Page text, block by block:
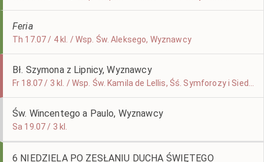
Feria
Th 17.07 / 4 kl. / Wsp. Św. Aleksego, Wyznawcy
Bł. Szymona z Lipnicy, Wyznawcy
Św. Wincentego a Paulo, Wyznawcy
Sa 19.07 / 3 kl.
6 NIEDZIELA PO ZESŁANIU DUCHA ŚWIĘTEGO